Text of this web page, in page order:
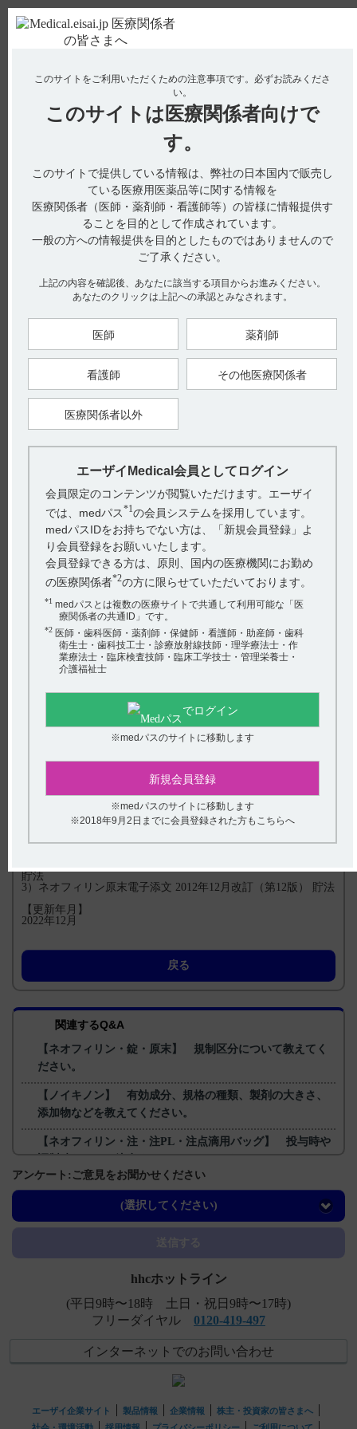
使用期限検索 Drug Information
No : 1122
【ネオフィリン・錠・原末】 一包化に関する情
【ネオフィリン・錠・原末】
一包化に関する情報はありますか？
・ネオフィリン錠100mg
本剤を一包化した際の安定性については検討しておりません。
す。
本剤を無包装状態とした場合の温度、湿度及び光条件下の安定
性は、下表またはインタビューフォームをご確認ください。
（引用1）
電子添文の貯法に「室温保存」と記載しております。また、
「開栓後は光を遮り、湿気を避けて保存すること（変色
することがある）。」と記載しております。（引用2）
本剤の一包化については、各医療機関でのご判断をお願いいた
します。
製剤の各種条件下における安定性
・ネオフィリン原末
本剤を一包化した際の安定性については検討しておりません。
ご参考として、「無包装状態」の安定性試験結果をご紹介しま
本剤を無包装状態とした場合の温度、湿度及び光条件下の安定
性は、下表またはインタビューフォームをご確認ください。
（引用1）
電子添文の貯法に「室温保存」と記載しております。また、
「開栓後は光を遮り、湿気を避けて保存すること。」と記載し
ております。（引用3）
本剤の一包化については、各医療機関でのご判断をお願いいた
します。
製剤の各種条件下における安定性
医療機関へのご提供用の安定性データをご用意しております。
24時間対応しております「AIホットライン」（チャットボッ
ト）をご利用ください。
AIホットラインはこちらから。
口頭での説明も承っております。ご希望の場合は、hhcホット
ライン（0120-419-497）にお問い合わせください。
11月改訂（改訂第9版） IV．製剤に関する項目 4．製剤の各種
貯法
3）ネオフィリン原末電子添文 2012年12月改訂（第12版） 貯法
【更新年月】
2022年12月
戻る
関連するQ&A
【ネオフィリン・錠・原末】 規制区分について教えてく
ださい。
【ノイキノン】 有効成分、規格の種類、製剤の大きさ、
添加物などを教えてください。
【ネオフィリン・注・注PL・注点滴用バッグ】 投与時や
【ネオフィリン・錠・原末】 保管方法について教えてく
アンケート:ご意見をお聞かせください
(選択してください)
このサイトをご利用いただくための注意事項です。 必ずお読みくださ
い。
このサイトは 医療関係者向けで
す。
このサイトで提供している情報は、弊社の日本国内で販売し
ている医療用医薬品等に関する情報を
医療関係者（医師・薬剤師・看護師等）の皆様に情報提供す
ることを目的として作成されています。
一般の方への情報提供を目的としたものではありませんので
ご了承ください。
上記の内容を確認後、あなたに該当する項目からお進みください。
あなたのクリックは上記への承認とみなされます。
医師 薬剤師
看護師 その他医療関係者
医療関係者以外
エーザイMedical会員としてログイン
会員限定のコンテンツが閲覧いただけます。エーザイ
では、medパス*1の会員システムを採用しています。
medパスIDをお持ちでない方は、「新規会員登録」よ
り会員登録をお願いいたします。
会員登録できる方は、原則、国内の医療機関にお勤め
の医療関係者*2の方に限らせていただいております。
*1 medパスとは複数の医療サイトで共通して利用可能な「医
療関係者の共通ID」です。
*2 医師・歯科医師・薬剤師・保健師・看護師・助産師・歯科
衛生士・歯科技工士・診療放射線技師・理学療法士・作
業療法士・臨床検査技師・臨床工学技士・管理栄養士・
介護福祉士
でログイン
※medパスのサイトに移動します
新規会員登録
※medパスのサイトに移動します
※2018年9月2日までに会員登録された方もこちらへ
hhcホットライン
(平日9時〜18時 土日・祝日9時〜17時)
フリーダイヤル 0120-419-497
インターネットでのお問い合わせ
エーザイ企業サイト 製品情報 企業情報
株主・投資家の皆さまへ